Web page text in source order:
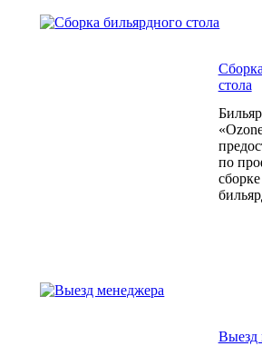
стола
по
Выезд